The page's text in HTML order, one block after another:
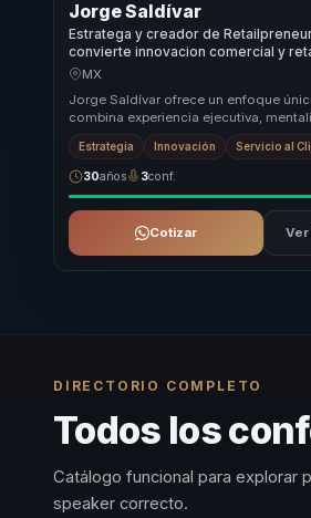
Jorge Saldívar
Estratega y creador de
convierte innovacion comercial y
ventaja competitiva para lideres
MX
Jorge Saldívar ofrece un enfoque
combina experiencia ejecutiva,
emprendedora y desarrollo humano.
metodología Ret...
Estrategia Innovación Servicio al
30años 3conf.
Cotizar
DIRECTORIO COMPLETO
Todos los
Catálogo funcional para explorar
speaker correcto.